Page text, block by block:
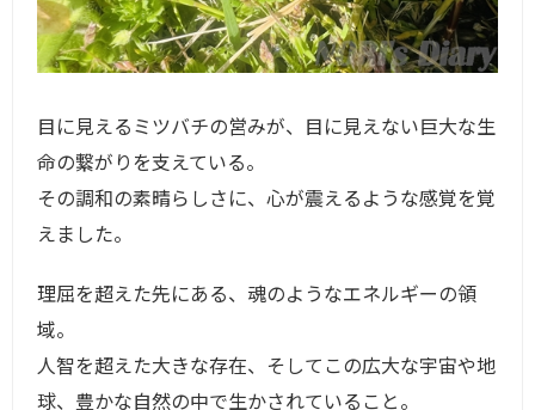
目に見えるミツバチの営みが、目に見えない巨大な生
命の繋がりを支えている。
その調和の素晴らしさに、心が震えるような感覚を覚
えました。
理屈を超えた先にある、魂のようなエネルギーの領
域。
人智を超えた大きな存在、そしてこの広大な宇宙や地
球、豊かな自然の中で生かされていること。